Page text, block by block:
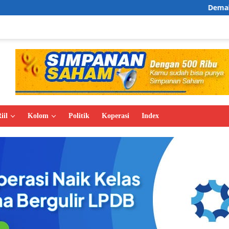
Demak Expo 2026
Kolom Politik Koperasi Index